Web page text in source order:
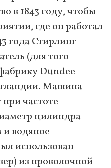
в 1843 году, чтобы
где он работал
года Стирлинг
(для того
Dundee
Машина
частоте
цилиндра
и водяное
использован
из проволочной